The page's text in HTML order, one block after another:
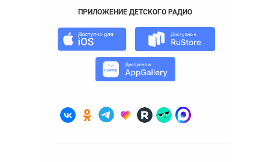
ПРИЛОЖЕНИЕ ДЕТСКОГО РАДИО